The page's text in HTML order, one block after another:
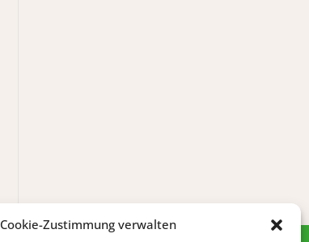
Cookie-Zustimmung verwalten